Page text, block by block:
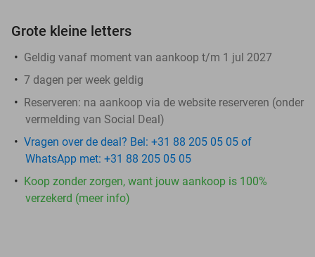
Grote kleine letters
Geldig vanaf moment van aankoop t/m 1 jul 2027
7 dagen per week geldig
Reserveren: na aankoop via de website reserveren (onder
vermelding van Social Deal)
Vragen over de deal? Bel: +31 88 205 05 05 of
WhatsApp met: +31 88 205 05 05
Koop zonder zorgen, want jouw aankoop is 100%
verzekerd (meer info)